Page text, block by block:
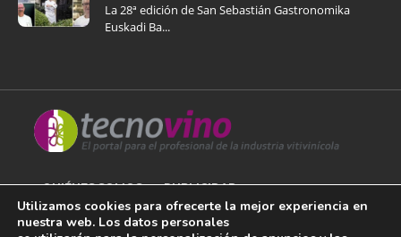
La 28ª edición de San Sebastián Gastronomika
Euskadi Ba...
QUIÉNES SOMOS PUBLICIDAD
AVISO LEGAL
Utilizamos cookies para ofrecerte la mejor experiencia en
nuestra web. Los datos personales